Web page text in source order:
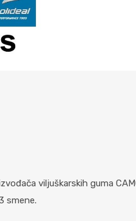
viljuškarskih guma
smene.